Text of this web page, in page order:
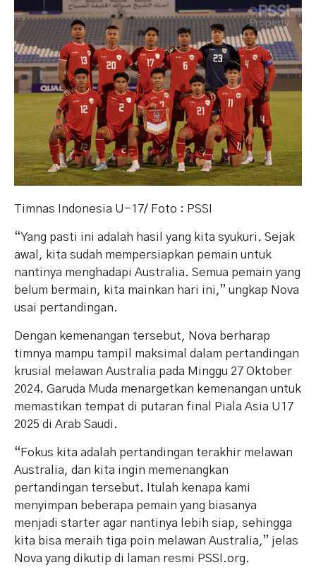
Timnas Indonesia U-17/ Foto : PSSI
“Yang pasti ini adalah hasil yang kita syukuri. Sejak
awal, kita sudah mempersiapkan pemain untuk
nantinya menghadapi Australia. Semua pemain yang
belum bermain, kita mainkan hari ini,” ungkap Nova
usai pertandingan.
Dengan kemenangan tersebut, Nova berharap
timnya mampu tampil maksimal dalam pertandingan
krusial melawan Australia pada Minggu 27 Oktober
2024. Garuda Muda menargetkan kemenangan untuk
memastikan tempat di putaran final Piala Asia U17
2025 di Arab Saudi.
“Fokus kita adalah pertandingan terakhir melawan
Australia, dan kita ingin memenangkan
pertandingan tersebut. Itulah kenapa kami
menyimpan beberapa pemain yang biasanya
menjadi starter agar nantinya lebih siap, sehingga
kita bisa meraih tiga poin melawan Australia,” jelas
Nova yang dikutip di laman resmi PSSI.org.